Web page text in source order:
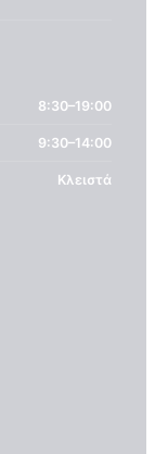
8:30–19:00
9:30–14:00
Κλειστά